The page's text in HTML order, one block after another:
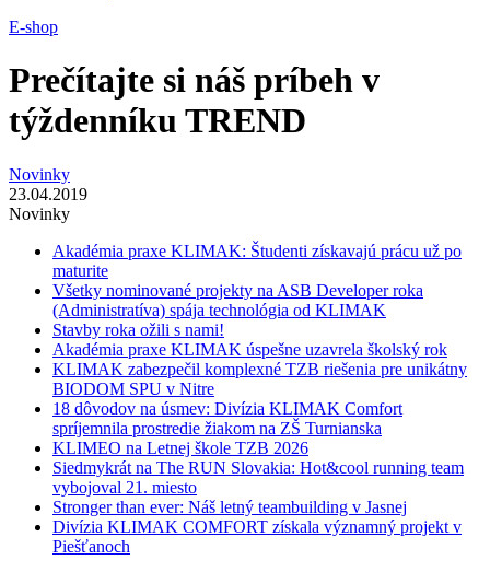
E-shop
Prečítajte si náš príbeh v
týždenníku TREND
Novinky
23.04.2019
Novinky
Akadémia praxe KLIMAK: Študenti získavajú prácu už po
maturite
Všetky nominované projekty na ASB Developer roka
(Administratíva) spája technológia od KLIMAK
Stavby roka ožili s nami!
Akadémia praxe KLIMAK úspešne uzavrela školský rok
KLIMAK zabezpečil komplexné TZB riešenia pre unikátny
BIODOM SPU v Nitre
18 dôvodov na úsmev: Divízia KLIMAK Comfort
spríjemnila prostredie žiakom na ZŠ Turnianska
KLIMEO na Letnej škole TZB 2026
Siedmykrát na The RUN Slovakia: Hot&cool running team
vybojoval 21. miesto
Stronger than ever: Náš letný teambuilding v Jasnej
Divízia KLIMAK COMFORT získala významný projekt v
Piešťanoch